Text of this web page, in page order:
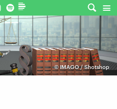
© IMAGO / Shotshop